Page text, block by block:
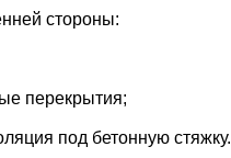
стороны:
перекрытия;
под бетонную стяжку.